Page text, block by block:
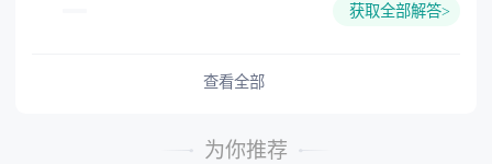
或者与被继承人共同生活的继承人，分配遗产
的继承人，不尽扶养义务的，分配遗产时，应当
获取全部解答>
查看全部
为你推荐